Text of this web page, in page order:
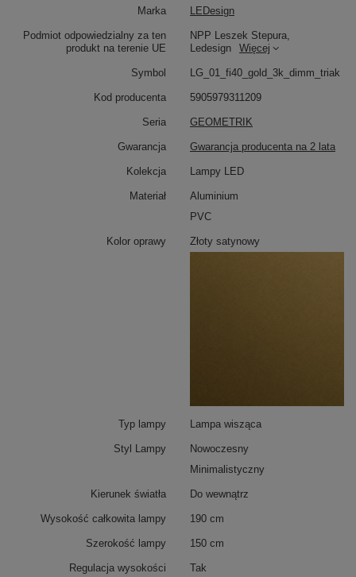
Geometriktonowoczesna lampa wisząca LED
technologię. Jej forma – pionowy ring i pozioma linia –
minimalizmem.
Pionowy ring o średnicy 40 cmemituje subtelne,
rozproszone światło do wnętrza oprawy, a
doskonale doświetla powierzchnię pod
lampą – blat roboczy, wyspę kuchenną lub stół.
sprzyja relaksowi i tworzy
jest trwała, estetyczna i odporna na nagrzewanie.
Marka LEDesign
Podmiot odpowiedzialny za ten
produkt na terenie UE
NPP Leszek Stepura,
Ledesign
Więcej
Symbol LG_01_fi40_gold_3k_dimm_triak
Kod producenta 5905979311209
Seria GEOMETRIK
Gwarancja Gwarancja producenta na 2 lata
Kolekcja Lampy LED
Materiał
Aluminium
PVC
Kolor oprawy Złoty satynowy
Typ lampy Lampa wisząca
Styl Lampy
Nowoczesny
Minimalistyczny
Kierunek światła Do wewnątrz
Wysokość całkowita lampy 190 cm
Szerokość lampy 150 cm
Regulacja wysokości Tak